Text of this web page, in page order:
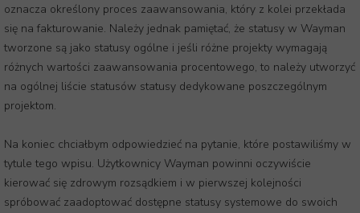
oznacza określony proces zaawansowania, który z kolei przekłada
się na fakturowanie. Należy jednak pamiętać, że statusy w Wayman
tworzone są jako statusy ogólne i jeśli różne projekty wymagają
różnych wartości zaawansowania procentowego, to należy utworzyć
na ogólnej liście statusów statusy dedykowane poszczególnym
projektom.
Na koniec chciałbym odpowiedzieć na pytanie, które postawiliśmy w
tytule tego wpisu. Użytkownicy Wayman powinni oczywiście
kierować się zdrowym rozsądkiem i w pierwszej kolejności
spróbować zaadoptować dostępne statusy systemowe do swoich